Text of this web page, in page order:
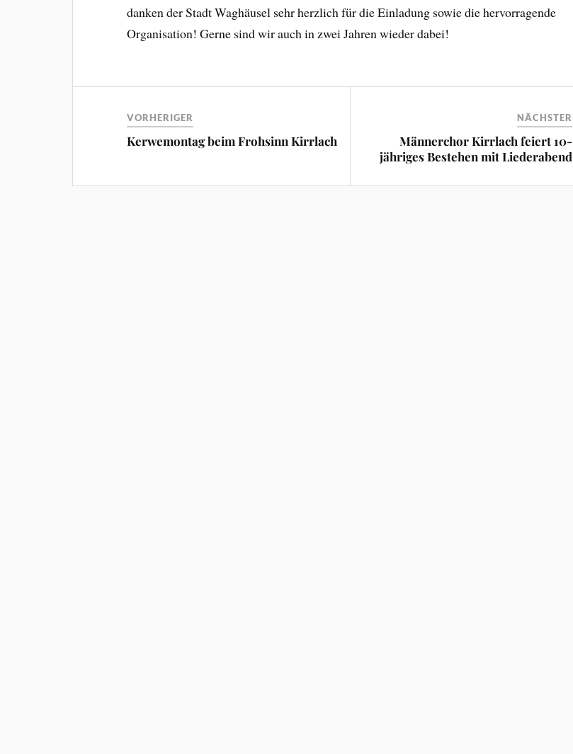
danken der Stadt Waghäusel sehr herzlich für die Einladung sowie die hervorragende
Organisation! Gerne sind wir auch in zwei Jahren wieder dabei!
VORHERIGER
Kerwemontag beim Frohsinn Kirrlach
NÄCHSTER
Männerchor Kirrlach feiert 10-
jähriges Bestehen mit Liederabend